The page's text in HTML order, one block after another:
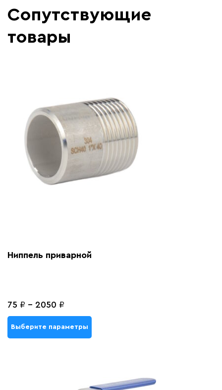
Сопутствующие
товары
Ниппель приварной
75 ₽ - 2050 ₽
Выберите параметры